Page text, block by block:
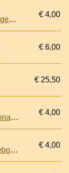
Achter het stuur. 250 repetitievragen. Twee delen samen
€ 4,00
€ 6,00
€ 25,50
Assistance Automobile Internationale pour automobilistes et motocyclistes 169 & 1970
€ 4,00
Austin Maxi 1750 1500 instructieboekje
€ 4,00